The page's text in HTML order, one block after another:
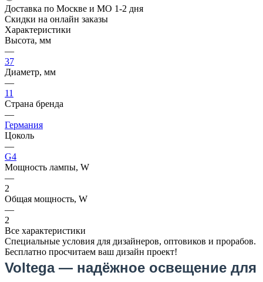
Доставка по Москве и МО 1-2 дня
Скидки на онлайн заказы
Характеристики
Высота, мм
—
37
Диаметр, мм
—
11
Страна бренда
—
Германия
Цоколь
—
G4
Мощность лампы, W
—
2
Общая мощность, W
—
2
Все характеристики
Специальные условия для дизайнеров, оптовиков и прорабов.
Бесплатно просчитаем ваш дизайн проект!
Voltega — надёжное освещение для